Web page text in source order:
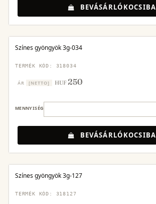
BEVÁSÁRLÓKOCSIBA
Színes gyöngyök 3g-034
TERMÉK KÓD: 318034
ÁR [NETTO] HUF250
MENNYISÉG
BEVÁSÁRLÓKOCSIBA
Színes gyöngyök 3g-127
TERMÉK KÓD: 318127